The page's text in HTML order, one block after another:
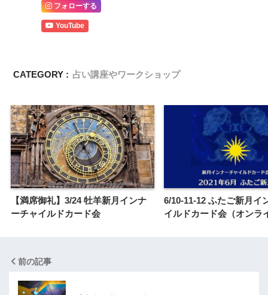
フォローする
YouTube
CATEGORY : 占い講座やワークショップ
【満席御礼】3/24 牡羊新月インナ
ーチャイルドカード会
6/10-11-12 ふたご新月イ
イルドカード会（オンラ
前の記事